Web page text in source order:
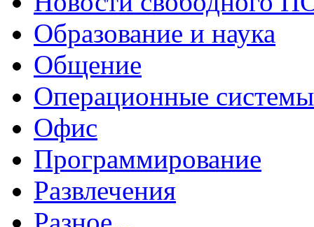
Образование и наука
Общение
Операционные системы
Офис
Программирование
Развлечения